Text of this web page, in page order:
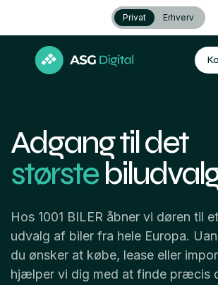
Privat Erhverv
Adgang til det
største
Hos 1001 BILER åbner vi døren til
udvalg af biler fra hele Europa.
du ønsker at købe, lease eller
hjælper vi dig med at finde præcis